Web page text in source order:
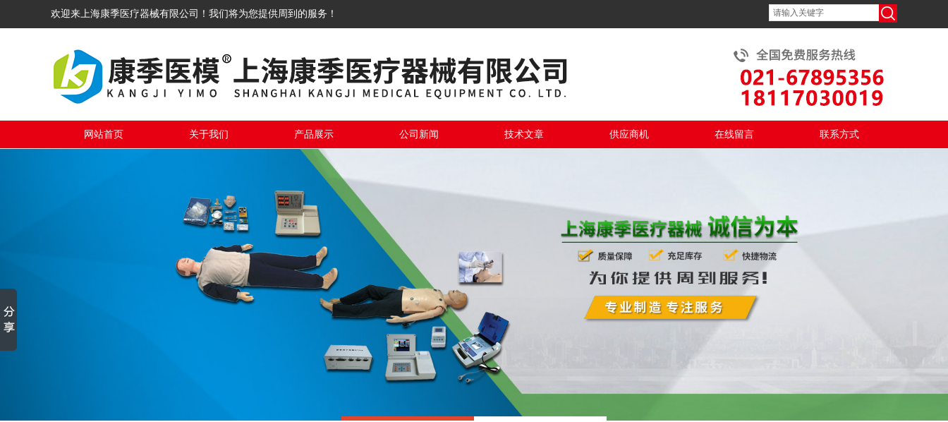
欢迎来上海康季医疗器械有限公司！我们将为您提供周到的服务！
网站首页 关于我们 产品展示 公司新闻 技术文章 供应商机 在线留言 联系方式